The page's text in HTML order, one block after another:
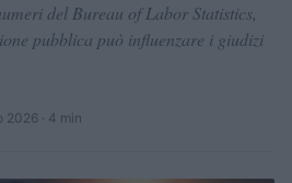
del Bureau of Labor Statistics,
pubblica può influenzare i giudizi
2026 · 4 min